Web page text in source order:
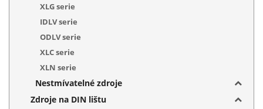
XLG serie
IDLV serie
ODLV serie
XLC serie
XLN serie
Nestmívatelné zdroje
Zdroje na DIN lištu